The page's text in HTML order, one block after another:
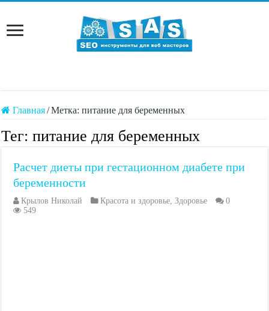
Главная/Метка:питание для беременных
Тег:питание для беременных
Расчет диеты при гестационном диабете при
беременности
Крылов Николай Красота и здоровье,Здоровье
0
549